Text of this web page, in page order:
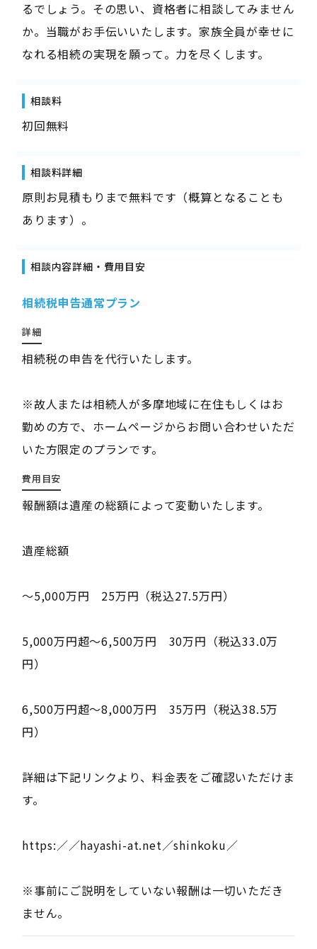
るでしょう。その思い、資格者に相談してみません
か。当職がお手伝いいたします。家族全員が幸せに
なれる相続の実現を願って。力を尽くします。
相談料
初回無料
相談料詳細
原則お見積もりまで無料です（概算となることも
あります）。
相談内容詳細・費用目安
相続税申告通常プラン
詳細
相続税の申告を代行いたします。
※故人または相続人が多摩地域に在住もしくはお
勤めの方で、ホームページからお問い合わせいただ
いた方限定のプランです。
費用目安
報酬額は遺産の総額によって変動いたします。
遺産総額
～5,000万円 25万円（税込27.5万円）
5,000万円超～6,500万円 30万円（税込33.0万
円）
6,500万円超～8,000万円 35万円（税込38.5万
円）
詳細は下記リンクより、料金表をご確認いただけま
す。
https:／／hayashi-at.net／shinkoku／
※事前にご説明をしていない報酬は一切いただき
ません。